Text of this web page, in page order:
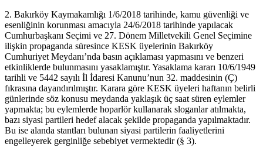
2. Bakırköy Kaymakamlığı 1/6/2018 tarihinde, kamu güvenliği ve
esenliğinin korunması amacıyla 24/6/2018 tarihinde yapılacak
Cumhurbaşkanı Seçimi ve 27. Dönem Milletvekili Genel Seçimine
ilişkin propaganda süresince KESK üyelerinin Bakırköy
Cumhuriyet Meydanı’nda basın açıklaması yapmasını ve benzeri
etkinliklerde bulunmasını yasaklamıştır. Yasaklama kararı 10/6/1949
tarihli ve 5442 sayılı İl İdaresi Kanunu’nun 32. maddesinin (Ç)
fıkrasına dayandırılmıştır. Karara göre KESK üyeleri haftanın belirli
günlerinde söz konusu meydanda yaklaşık üç saat süren eylemler
yapmakta; bu eylemlerde hoparlör kullanarak sloganlar atılmakta,
bazı siyasi partileri hedef alacak şekilde propaganda yapılmaktadır.
Bu ise alanda stantları bulunan siyasi partilerin faaliyetlerini
engelleyerek gerginliğe sebebiyet vermektedir (§ 3).